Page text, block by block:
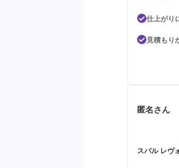
仕上がり
見積もり
匿名さん
スバル レヴ